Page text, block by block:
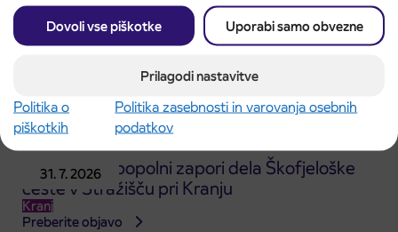
Dovoli vse piškotke Uporabi samo obvezne
Prilagodi nastavitve
Politika o
piškotkih
Politika zasebnosti in varovanja osebnih
podatkov
31. 7. 2026
Obvestilo o popolni zapori dela Škofjeloške
ceste v Stražišču pri Kranju
Kranj
Preberite objavo